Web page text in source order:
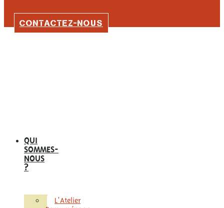
CONTACTEZ-NOUS
QUI
SOMMES-
NOUS
?
L’Atelier